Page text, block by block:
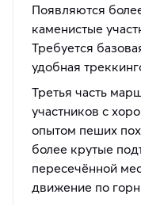
Появляются
каменистые
Требуется
удобная
Третья часть
участников с
опытом пеших
более крутые
пересечённой
движение по